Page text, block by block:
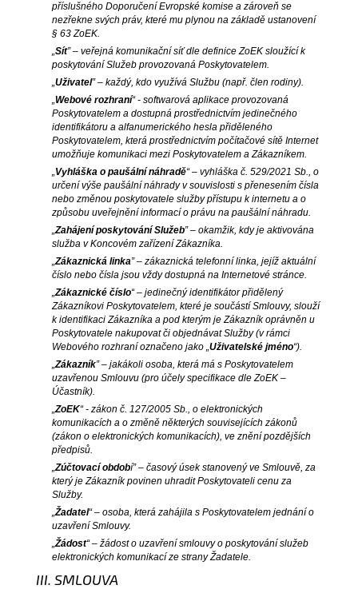
příslušného Doporučení Evropské komise a zároveň se
nezřekne svých práv, které mu plynou na základě ustanovení
§ 63 ZoEK.
„Sít” – veřejná komunikační síť dle definice ZoEK sloužící k
poskytování Služeb provozovaná Poskytovatelem.
„Uživatel” – každý, kdo využívá Službu (např. člen rodiny).
„Webové rozhraní“ - softwarová aplikace provozovaná
Poskytovatelem a dostupná prostřednictvím jedinečného
identifikátoru a alfanumerického hesla přiděleného
Poskytovatelem, která prostřednictvím počítačové sítě Internet
umožňuje komunikaci mezi Poskytovatelem a Zákazníkem.
„Vyhláška o paušální náhradě“ – vyhláška č. 529/2021 Sb., o
určení výše paušální náhrady v souvislosti s přenesením čísla
nebo změnou poskytovatele služby přístupu k internetu a o
způsobu uveřejnění informací o právu na paušální náhradu.
„Zahájení poskytování Služeb” – okamžik, kdy je aktivována
služba v Koncovém zařízení Zákazníka.
„Zákaznická linka” – zákaznická telefonní linka, jejíž aktuální
číslo nebo čísla jsou vždy dostupná na Internetové stránce.
„Zákaznické číslo“ – jedinečný identifikátor přidělený
Zákazníkovi Poskytovatelem, které je součástí Smlouvy, slouží
k identifikaci Zákazníka a pod kterým je Zákazník oprávněn u
Poskytovatele nakupovat či objednávat Služby (v rámci
Webového rozhraní označeno jako „Uživatelské jméno“).
„Zákazník” – jakákoli osoba, která má s Poskytovatelem
uzavřenou Smlouvu (pro účely specifikace dle ZoEK –
Účastník).
„ZoEK“ - zákon č. 127/2005 Sb., o elektronických
komunikacích a o změně některých souvisejících zákonů
(zákon o elektronických komunikacích), ve znění pozdějších
předpisů.
„Zúčtovací období” – časový úsek stanovený ve Smlouvě, za
který je Zákazník povinen uhradit Poskytovateli cenu za
Služby.
„Žadatel“ – osoba, která zahájila s Poskytovatelem jednání o
uzavření Smlouvy.
„Žádost“ – žádost o uzavření smlouvy o poskytování služeb
elektronických komunikací ze strany Žadatele.
III. SMLOUVA